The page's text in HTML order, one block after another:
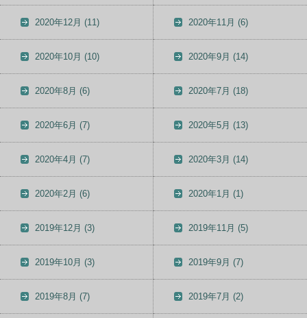
2020年12月 (11) 2020年11月 (6)
2020年10月 (10) 2020年9月 (14)
2020年8月 (6) 2020年7月 (18)
2020年6月 (7) 2020年5月 (13)
2020年4月 (7) 2020年3月 (14)
2020年2月 (6) 2020年1月 (1)
2019年12月 (3) 2019年11月 (5)
2019年10月 (3) 2019年9月 (7)
2019年8月 (7) 2019年7月 (2)